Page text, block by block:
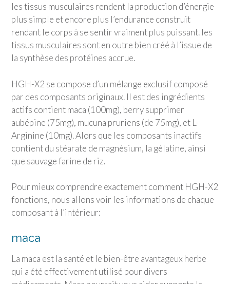
les tissus musculaires rendent la production d’énergie
plus simple et encore plus l’endurance construit
rendant le corps à se sentir vraiment plus puissant. les
tissus musculaires sont en outre bien créé à l’issue de
la synthèse des protéines accrue.
HGH-X2 se compose d’un mélange exclusif composé
par des composants originaux. Il est des ingrédients
actifs contient maca (100mg), berry supprimer
aubépine (75mg), mucuna pruriens (de 75mg), et L-
Arginine (10mg). Alors que les composants inactifs
contient du stéarate de magnésium, la gélatine, ainsi
que sauvage farine de riz.
Pour mieux comprendre exactement comment HGH-X2
fonctions, nous allons voir les informations de chaque
composant à l’intérieur:
maca
La maca est la santé et le bien-être avantageux herbe
qui a été effectivement utilisé pour divers